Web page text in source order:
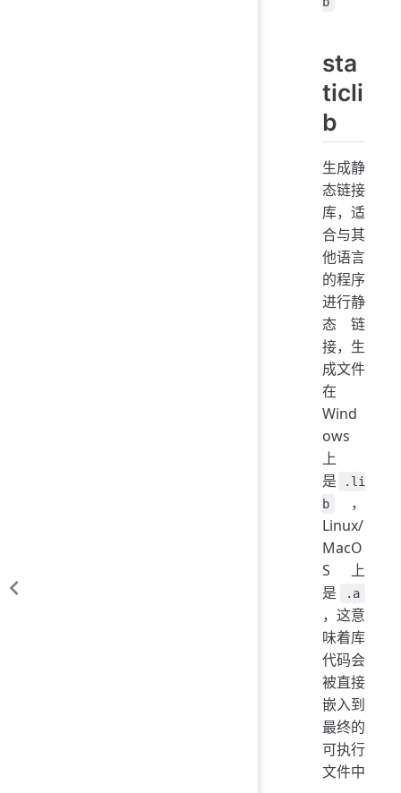
sta
ticli
b
生成静
态链接
库，适
合与其
他语言
的程序
进行静
态链
接，生
成文件
在
Wind
ows
上
是
.li
b
，
Linux/
MacO
S 上
是
.a
，这意
味着库
代码会
被直接
嵌入到
最终的
可执行
文件中